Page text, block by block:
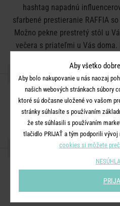
hashtag napadnú
sfarbené prestieranie RAFFIA
Možno pekne prestretý stôl u
večera s priateľmi u Vás
DETAILY
Rozmery:priemer
Materiál:
ZDIEĽAJTE S
Aby všetko
Aby bolo nakupovanie u nás naozaj
našich webových stránkach súbory
ktoré sú dočasne uložené vo vašom
stránky súhlasíte s používaním
že ste súhlasili s používaním
tlačidlo PRIJAŤ a tým podporili
cookies si môžete